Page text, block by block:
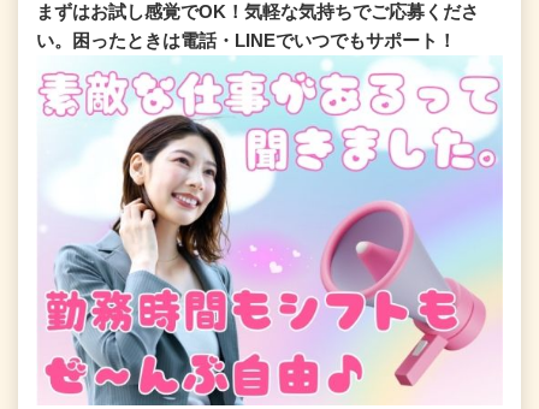
まずはお試し感覚でOK！気軽な気持ちでご応募くださ
い。困ったときは電話・LINEでいつでもサポート！